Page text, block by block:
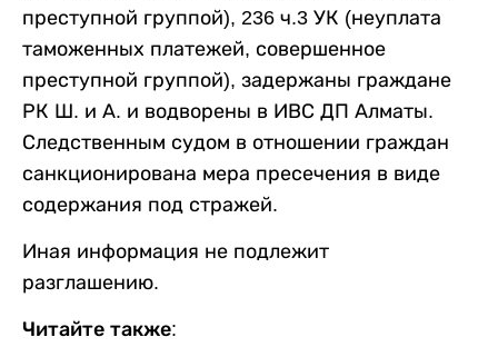
преступной группой), 236 ч.3 УК (неуплата
таможенных платежей, совершенное
преступной группой), задержаны граждане
РК Ш. и А. и водворены в ИВС ДП Алматы.
Следственным судом в отношении граждан
санкционирована мера пресечения в виде
содержания под стражей.
Иная информация не подлежит
разглашению.
Читайте также: